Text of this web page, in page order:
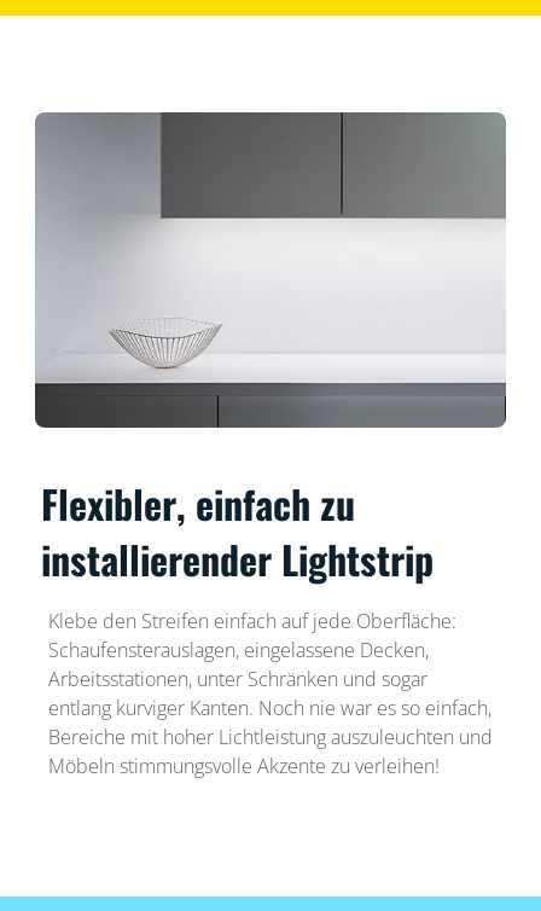
Flexibler, einfach zu
installierender Lightstrip
Klebe den Streifen einfach auf jede Oberfläche:
Schaufensterauslagen, eingelassene Decken,
Arbeitsstationen, unter Schränken und sogar
entlang kurviger Kanten. Noch nie war es so einfach,
Bereiche mit hoher Lichtleistung auszuleuchten und
Möbeln stimmungsvolle Akzente zu verleihen!